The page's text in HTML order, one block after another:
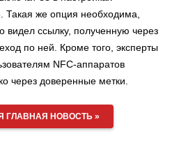
же опция необходима,
видел ссылку, полученную через
по ней. Кроме того, эксперты
NFC-аппаратов
через доверенные метки.
ГЛАВНАЯ НОВОСТЬ »